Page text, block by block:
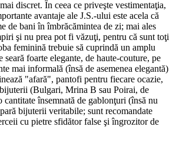
discret. În ceea ce priveşte vestimentaţia,
avantaje ale J.S.-ului este acela că
de bani în îmbrăcămintea de zi; mai ales
şi nu prea pot fi văzuţi, pentru că sunt toţi
feminină trebuie să cuprindă un amplu
seară foarte elegante, de haute-couture, pe
mai informală (însă de asemenea elegantă)
"afară", pantofi pentru fiecare ocazie,
(Bulgari, Mrina B sau Poirai, de
însemnată de gablonţuri (însă nu
bijuterii veritabile; sunt recomandate
cu pietre sfidător false şi îngrozitor de